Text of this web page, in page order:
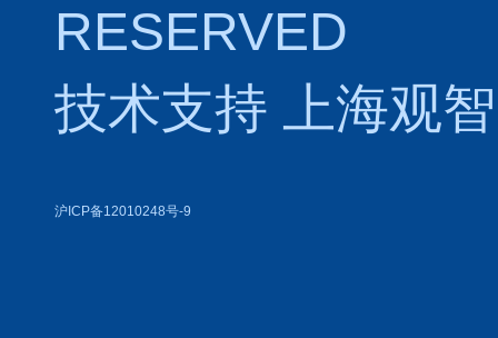
RESERVED
技术支持
上海观
沪ICP备12010248号-9